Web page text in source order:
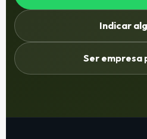
Indicar
Ser empresa